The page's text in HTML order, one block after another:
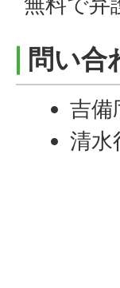
問い合
吉備
清水